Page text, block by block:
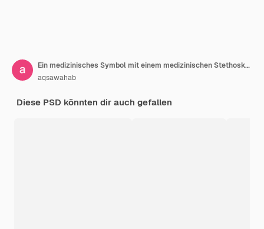
Ein medizinisches Symbol mit einem medizinischen Stethoskop
aqsawahab
Diese PSD könnten dir auch gefallen